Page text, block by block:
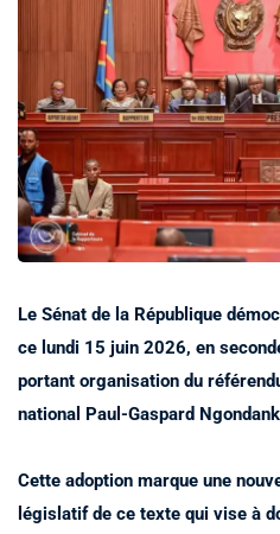
Le Sénat de la République
ce lundi 15 juin 2026, en
portant organisation du
national Paul-Gaspard
Cette adoption marque une
législatif de ce texte qui vise à